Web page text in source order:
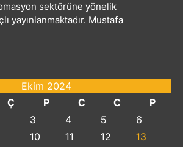
sektörüne yönelik
yayınlanmaktadır. Mustafa
Ekim 2024
Ç P C C
P
3 4 5
6
10 11 12
13